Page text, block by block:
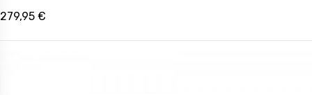
279,95 €